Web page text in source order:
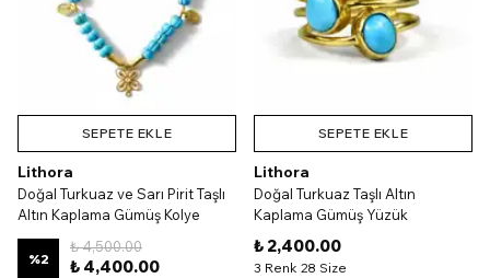
SEPETE EKLE
Lithora
Doğal Turkuaz ve Sarı Pirit Taşlı
Altın Kaplama Gümüş Kolye
%2
₺ 4,500.00
₺ 4,400.00
SEPETE EKLE
Lithora
Doğal Turkuaz Taşlı Altın
Kaplama Gümüş Yüzük
₺ 2,400.00
3 Renk 28 Size